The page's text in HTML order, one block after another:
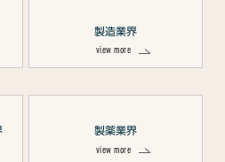
製造業界
view more
製薬業界
view more